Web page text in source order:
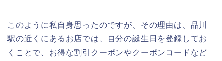
このように私自身思ったのですが、その理由は、品川
駅の近くにあるお店では、自分の誕生日を登録してお
くことで、お得な割引クーポンやクーポンコードなど